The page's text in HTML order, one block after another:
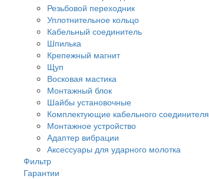
Резьбовой переходник
Уплотнительное кольцо
Кабельный соединитель
Шпилька
Крепежный магнит
Щуп
Восковая мастика
Монтажный блок
Шайбы установочные
Комплектующие кабельного соединителя
Монтажное устройство
Адаптер вибрации
Аксессуары для ударного молотка
Фильтр
Гарантии